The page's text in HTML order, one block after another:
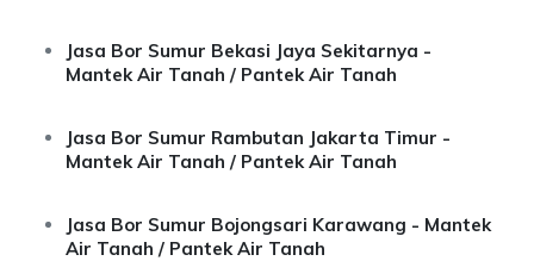
Jasa Bor Sumur Bekasi Jaya Sekitarnya -
Mantek Air Tanah / Pantek Air Tanah
Jasa Bor Sumur Rambutan Jakarta Timur -
Mantek Air Tanah / Pantek Air Tanah
Jasa Bor Sumur Bojongsari Karawang - Mantek
Air Tanah / Pantek Air Tanah